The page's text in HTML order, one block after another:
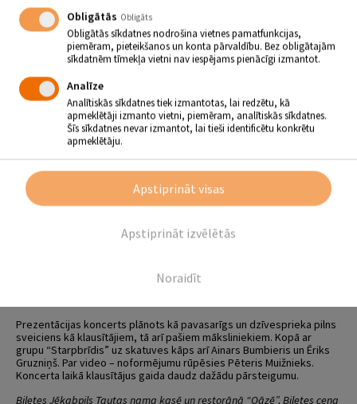
,,Albums ir divu Gitu sapņu piepildījums,” tā par gaidāmo notikumu
saka dziedātāja Gita Dukaļska. Kopā ar Sandi Ruļuku viņi ir pazīstami
kā grupa “Starpbrīdis” un jau vairāk nekā deviņus gadus priecē
klausītājus gan koncertos, gan ballēs, gan citos saviesīgos
pasākumos. “Starpbrīdi” klausītāji ir iecienījuši kā vienmēr pozitīvu
meklējumos un muzikālajā attīstībā.
Pirms četriem gadiem grupai aizsākās veiksmīga sadarbība ar Gitu
Muižnieci, kā rezultātā tapis albums “Mums rītdiena ir”. Albumā būs
klausāmas divpadsmit dziesmas – katra ar savu noskaņu,
skanējumu un raksturu. “Domāju, ka ikviens klausītājs sadzirdēs
“savu” dziesmu, kas atgādinās par notikumiem, cilvēkiem –
skaistiem, nozīmīgiem vai visu mainošiem,” teic mūzikas un tekstu
autore Gita Muižniece.
Gita, kuru daudzi pazīst kā azartisku un enerģisku pasākumu
neskatoties uz profesionālās dzīves pavērsieniem, vislielāko
dziesmām iedot to nepieciešamo spēku, plašo un krāsaino
skanējumu. Un viņa nebaidās eksperimentēt – tas, manuprāt
Prezentācijas koncerts plānots kā pavasarīgs un dzīvesprieka pilns
sveiciens kā klausītājiem, tā arī pašiem māksliniekiem. Kopā ar
grupu “Starpbrīdis” uz skatuves kāps arī Ainars Bumbieris un Ēriks
Gruzniņš. Par video – noformējumu rūpēsies Pēteris Muižnieks.
Koncerta laikā klausītājus gaida daudz dažādu pārsteigumu.
Biļetes Jēkabpils Tautas nama kasē un restorānā “Oāzē”. Biļetes cena
Obligātās Obligāts
Obligātās sīkdatnes nodrošina vietnes pamatfunkcijas,
piemēram, pieteikšanos un konta pārvaldību. Bez obligātajām
sīkdatnēm tīmekļa vietni nav iespējams pienācīgi izmantot.
Analīze
Analītiskās sīkdatnes tiek izmantotas, lai redzētu, kā
apmeklētāji izmanto vietni, piemēram, analītiskās sīkdatnes.
Šīs sīkdatnes nevar izmantot, lai tieši identificētu konkrētu
apmeklētāju.
Noraidīt
Apstiprināt izvēlētās
Apstiprināt visas